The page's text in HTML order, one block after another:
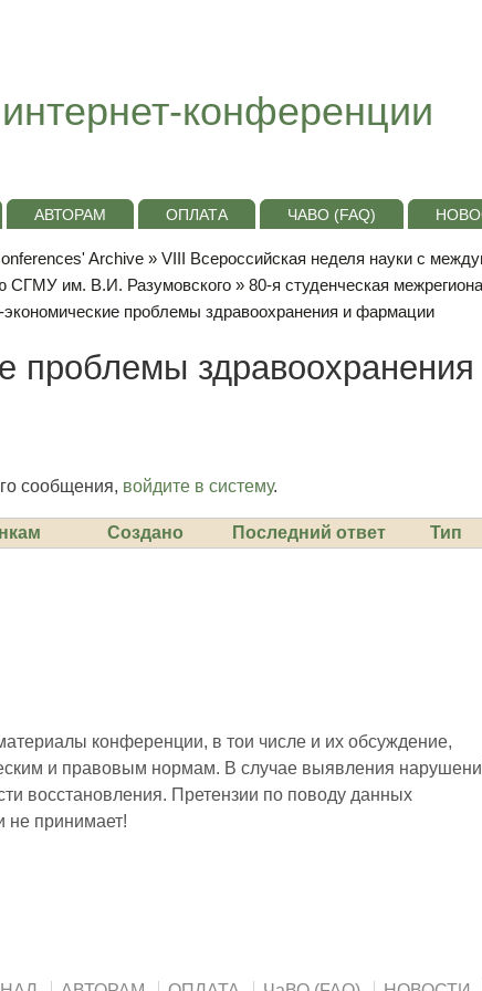
конференции
АВТОРАМ ОПЛАТА ЧАВО (FAQ)
Archive » VIII Всероссийская неделя науки с
СГМУ им. В.И. Разумовского » 80-я студенческая
проблемы здравоохранения и фармации
проблемы здравоохранения
сообщения, войдите в систему.
Создано Последний ответ Тип
конференции, в тои числе и их обсуждение,
и правовым нормам. В случае выявления
восстановления. Претензии по поводу данных
не принимает!